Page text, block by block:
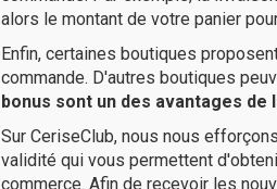
alors le montant de votre panier
Enfin, certaines boutiques
commande. D'autres boutiques
bonus sont un des avantages de
Sur CeriseClub, nous nous
validité qui vous permettent
commerce. Afin de recevoir les